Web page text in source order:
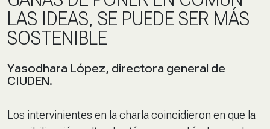
LAS IDEAS, SE PUEDE SER MÁS
SOSTENIBLE
Yasodhara López, directora general de
CIUDEN.
Los intervinientes en la charla coincidieron en que la